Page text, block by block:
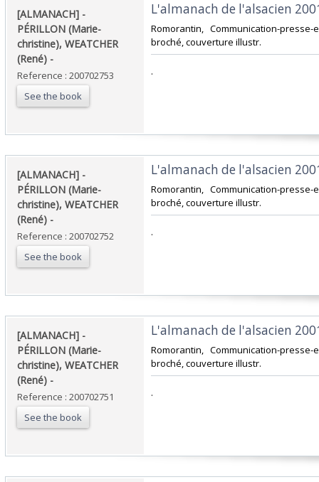
‎[ALMANACH] -
PÉRILLON (Marie-
christine), WEATCHER
(René) - ‎
Reference : 200702753
See the book
‎L'almanach de l'alsacien
‎Romorantin, Communication-
broché, couverture illustr.‎
‎.‎
‎[ALMANACH] -
PÉRILLON (Marie-
christine), WEATCHER
(René) - ‎
Reference : 200702752
See the book
‎L'almanach de l'alsacien
‎Romorantin, Communication-
broché, couverture illustr.‎
‎.‎
‎[ALMANACH] -
PÉRILLON (Marie-
christine), WEATCHER
(René) - ‎
Reference : 200702751
See the book
‎L'almanach de l'alsacien
‎Romorantin, Communication-
broché, couverture illustr.‎
‎.‎